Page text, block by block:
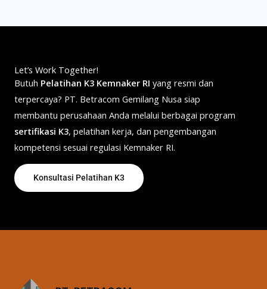
Let’s Work Together!
Butuh Pelatihan K3 Kemnaker RI yang resmi dan
terpercaya? PT. Betracom Gemilang Nusa siap
membantu perusahaan Anda melalui berbagai program
sertifikasi K3, pelatihan kerja, dan pengembangan
kompetensi sesuai regulasi Kemnaker RI.
Konsultasi Pelatihan K3